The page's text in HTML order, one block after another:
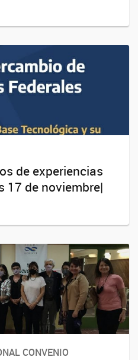
de experiencias
17 de noviembre|
CONVENIO